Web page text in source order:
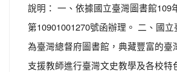
說明： 一、依據國立臺灣圖書館109
第10901001270號函辦理。 二、國
為臺灣總督府圖書館，典藏豐富的臺
支援教師進行臺灣文史教學及各校特